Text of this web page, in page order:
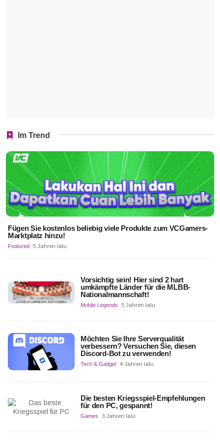
Im Trend
Fügen Sie kostenlos beliebig viele Produkte zum VCGamers-
Marktplatz hinzu!
Featured 5 Jahren lalu
Vorsichtig sein! Hier sind 2 hart
umkämpfte Länder für die MLBB-
Nationalmannschaft!
Mobile Legends 5 Jahren lalu
Möchten Sie Ihre Serverqualität
verbessern? Versuchen Sie, diesen
Discord-Bot zu verwenden!
Tech & Gadget 4 Jahren lalu
Die besten Kriegsspiel-Empfehlungen
für den PC, gespannt!
Games 3 Jahren lalu